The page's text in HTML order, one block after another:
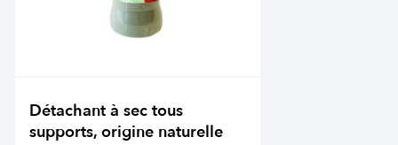
Détachant à sec tous
supports, origine naturelle